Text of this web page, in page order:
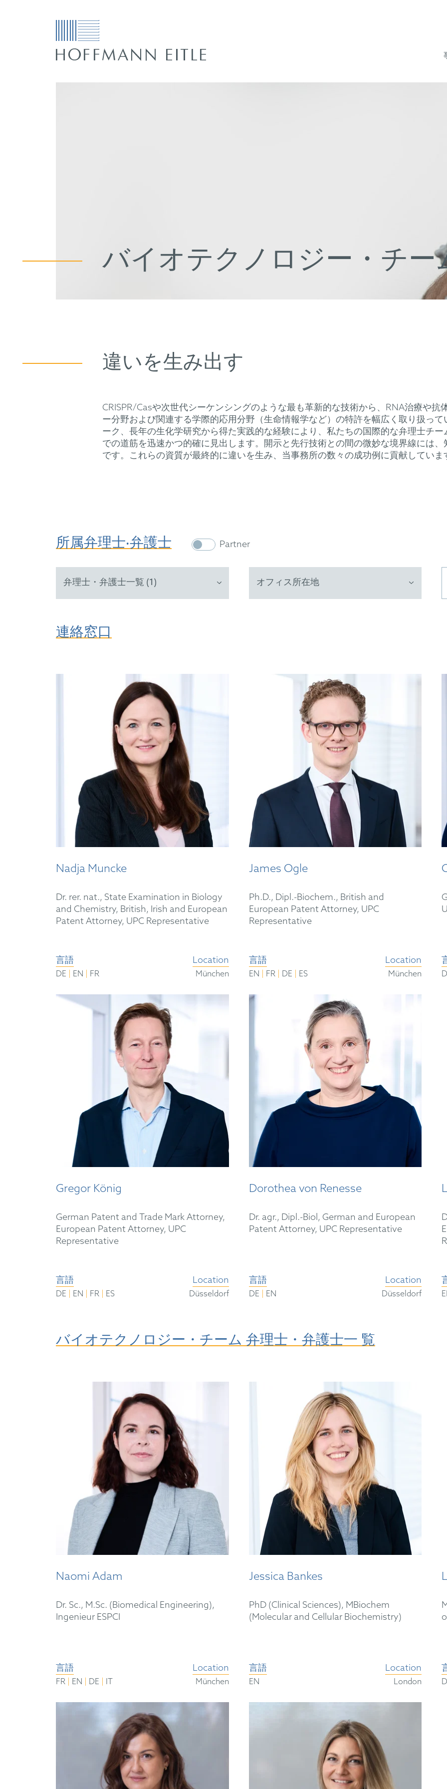
バイオテクノロジー・チー
違いを生み出す
CRISPR/Casや次世代シーケンシングのような最も革新的な技術から、RNA治療や
ー分野および関連する学際的応用分野（生命情報学など）の特許を幅広く取り扱っ
ーク、長年の生化学研究から得た実践的な経験により、私たちの国際的な弁理士チ
での道筋を迅速かつ的確に見出します。開示と先行技術との間の微妙な境界線には
です。これらの資質が最終的に違いを生み、当事務所の数々の成功例に貢献していま
所属弁理士‧弁護士 Partner
弁理士・弁護士一覧 (1) オフィス所在地
連絡窓口
Nadja Muncke
Dr. rer. nat., State Examination in Biology
and Chemistry, British, Irish and European
Patent Attorney, UPC Representative
言語
DE EN FR
Location
München
James Ogle
Ph.D., Dipl.-Biochem., British and
European Patent Attorney, UPC
Representative
言語
EN FR DE ES
Location
München
Gregor König
German Patent and Trade Mark Attorney,
European Patent Attorney, UPC
Representative
言語
DE EN FR ES
Location
Düsseldorf
Dorothea von Renesse
Dr. agr., Dipl.-Biol, German and European
Patent Attorney, UPC Representative
言語
DE EN
Location
Düsseldorf
バイオテクノロジー・チーム 弁理士・弁護士一 覧
Naomi Adam
Dr. Sc., M.Sc. (Biomedical Engineering),
Ingenieur ESPCI
言語
FR EN DE IT
Location
München
Jessica Bankes
PhD (Clinical Sciences), MBiochem
(Molecular and Cellular Biochemistry)
言語
EN
Location
London